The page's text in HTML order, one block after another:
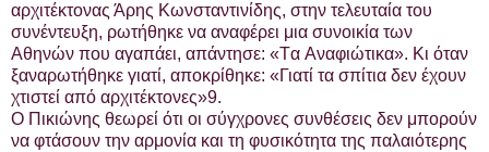
αρχιτέκτονας Άρης Κωνσταντινίδης, στην τελευταία του
συνέντευξη, ρωτήθηκε να αναφέρει μια συνοικία των
Αθηνών που αγαπάει, απάντησε: «Tα Aναφιώτικα». Κι όταν
ξαναρωτήθηκε γιατί, αποκρίθηκε: «Γιατί τα σπίτια δεν έχουν
χτιστεί από αρχιτέκτονες»9.
Ο Πικιώνης θεωρεί ότι οι σύγχρονες συνθέσεις δεν μπορούν
να φτάσουν την αρμονία και τη φυσικότητα της παλαιότερης